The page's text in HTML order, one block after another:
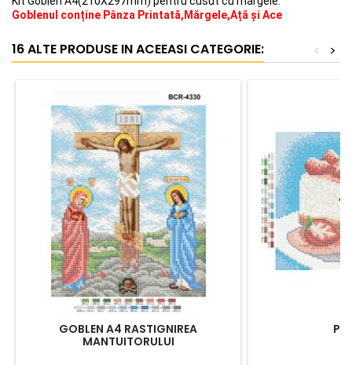
Goblenul conține Pânza Printată,Mărgele,Ață și Ace
16 ALTE PRODUSE IN ACEEASI CATEGORIE: >
<
GOBLEN A4 RASTIGNIREA
MANTUITORULUI